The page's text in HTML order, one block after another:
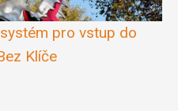
pro vstup do
Klíče